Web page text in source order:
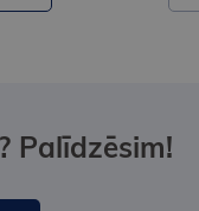
Palīdzēsim!